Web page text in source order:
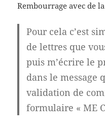
Rembourrage avec de
Pour cela c’est
de lettres que
puis m’écrire le
dans le message
validation de
formulaire « ME